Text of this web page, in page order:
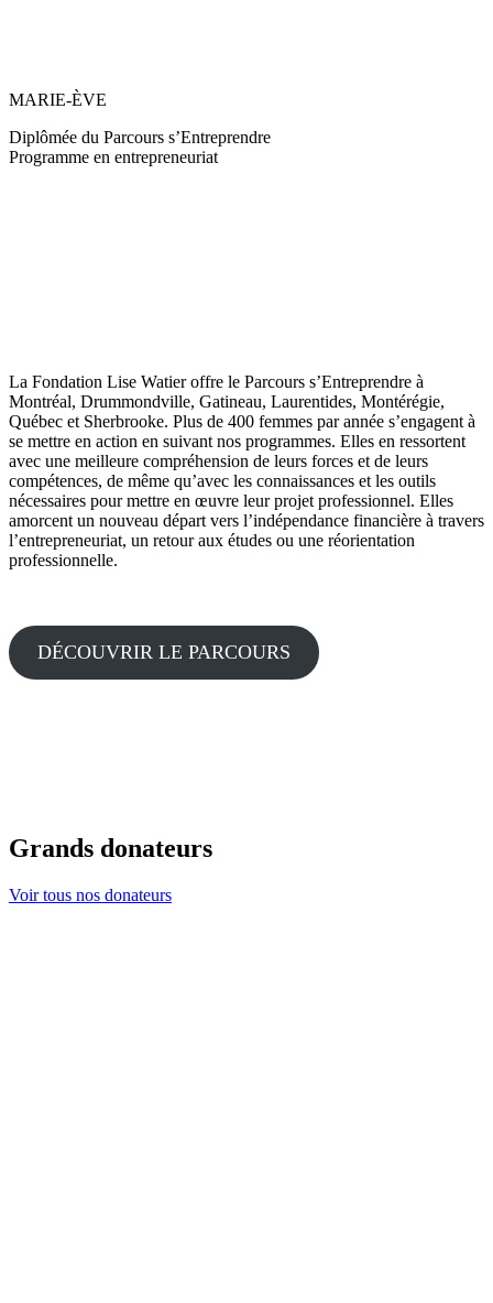
MARIE-ÈVE
Diplômée du Parcours s’Entreprendre
Programme en entrepreneuriat
La Fondation Lise Watier offre le Parcours s’Entreprendre à
Montréal, Drummondville, Gatineau, Laurentides, Montérégie,
Québec et Sherbrooke. Plus de 400 femmes par année s’engagent à
se mettre en action en suivant nos programmes. Elles en ressortent
avec une meilleure compréhension de leurs forces et de leurs
compétences, de même qu’avec les connaissances et les outils
nécessaires pour mettre en œuvre leur projet professionnel. Elles
amorcent un nouveau départ vers l’indépendance financière à travers
l’entrepreneuriat, un retour aux études ou une réorientation
professionnelle.
DÉCOUVRIR LE PARCOURS
Grands donateurs
Voir tous nos donateurs